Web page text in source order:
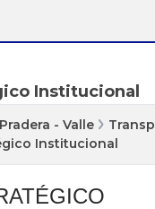
Institucional
- Valle
Institucional